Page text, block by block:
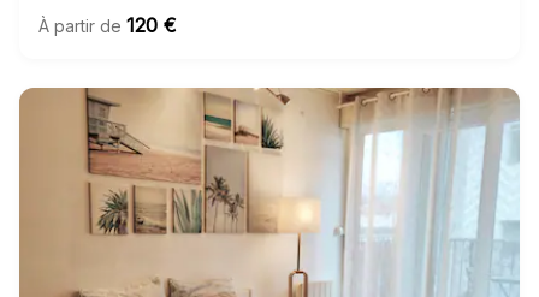
À partir de 120 €